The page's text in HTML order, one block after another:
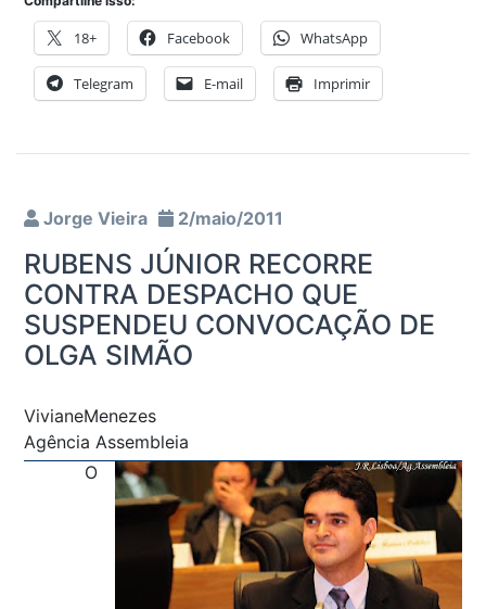
18+ Facebook WhatsApp
Telegram E-mail Imprimir
Jorge Vieira 2/maio/2011
RUBENS JÚNIOR RECORRE
CONTRA DESPACHO QUE
SUSPENDEU CONVOCAÇÃO DE
OLGA SIMÃO
VivianeMenezes
Agência Assembleia
O